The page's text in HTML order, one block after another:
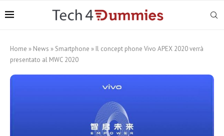
Home » News » Smartphone » Il concept phone Vivo APEX 2020 verrà
presentato al MWC 2020